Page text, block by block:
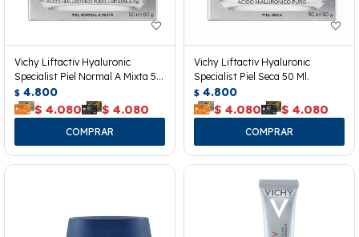
Vichy Liftactiv Hyaluronic
Specialist Piel Normal A Mixta 50
Ml.
$ 4.800
$ 4.080 $ 4.080
Vichy Liftactiv Hyaluronic
Specialist Piel Seca 50 Ml.
$ 4.800
$ 4.080 $ 4.080